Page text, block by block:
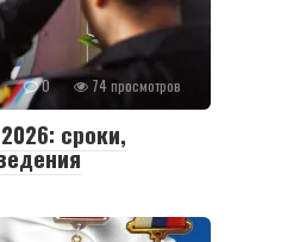
0 74 просмотров
сроки,